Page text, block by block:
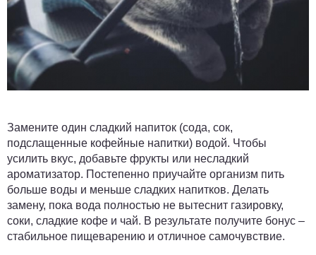
Замените один сладкий напиток (сода, сок,
подслащенные кофейные напитки) водой. Чтобы
усилить вкус, добавьте фрукты или несладкий
ароматизатор. Постепенно приучайте организм пить
больше воды и меньше сладких напитков. Делать
замену, пока вода полностью не вытеснит газировку,
соки, сладкие кофе и чай. В результате получите бонус –
стабильное пищеварению и отличное самочувствие.